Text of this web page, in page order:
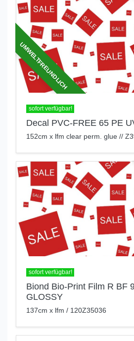
UMWELTFREUNDLICH
sofort verfügbar!
Decal PVC-FREE 65 PE
152cm x lfm clear perm. glue //
sofort verfügbar!
Biond Bio-Print Film R BF
GLOSSY
137cm x lfm / 120Z35036